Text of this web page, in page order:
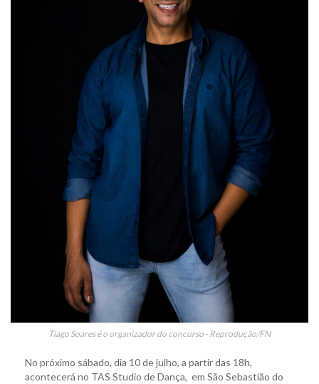
Tiago Soares é o organizador do concurso - Reprodução/FN
No próximo sábado, dia 10 de julho, a partir das 18h,
acontecerá no TAS Studio de Dança, em São Sebastião do